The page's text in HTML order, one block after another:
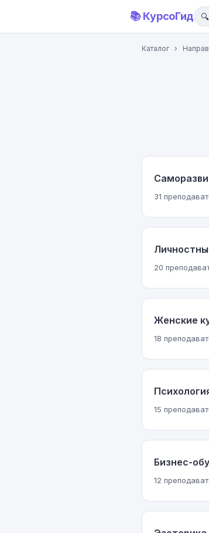
📚 КурсоГид
Каталог ›
31
20
Женские
18
15
Бизнес-
12